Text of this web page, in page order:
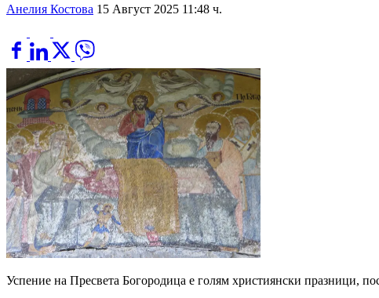
Анелия Костова 15 Август 2025 11:48 ч.
Успение на Пресвета Богородица е голям християнски празници,